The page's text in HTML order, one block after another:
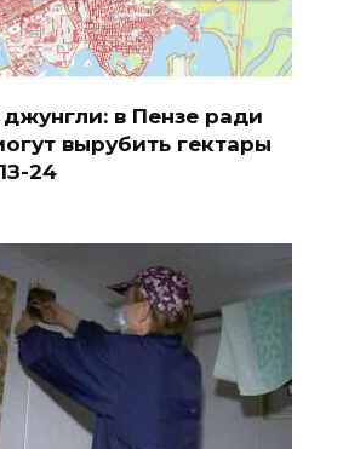
в Пензе ради
вырубить гектары
24